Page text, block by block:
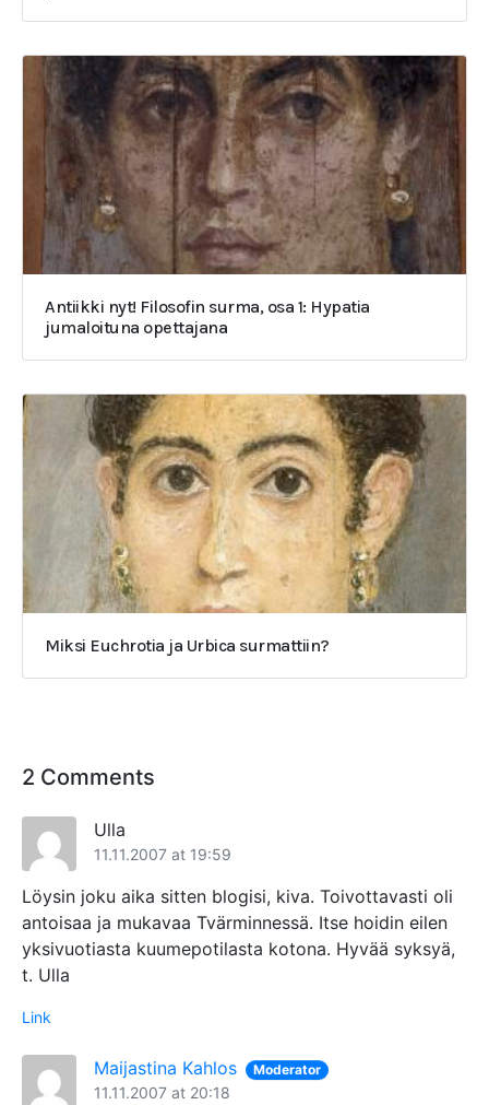
Antiikki nyt! Filosofin surma, osa 1: Hypatia
jumaloituna opettajana
Miksi Euchrotia ja Urbica surmattiin?
2 Comments
Ulla
11.11.2007 at 19:59
Löysin joku aika sitten blogisi, kiva. Toivottavasti oli
antoisaa ja mukavaa Tvärminnessä. Itse hoidin eilen
yksivuotiasta kuumepotilasta kotona. Hyvää syksyä,
t. Ulla
Link
Maijastina Kahlos Moderator
11.11.2007 at 20:18